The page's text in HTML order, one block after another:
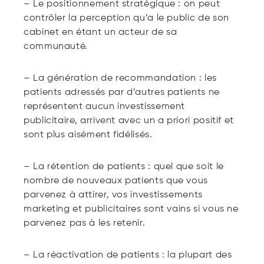
– Le positionnement stratégique : on peut
contrôler la perception qu’a le public de son
cabinet en étant un acteur de sa
communauté.
– La génération de recommandation : les
patients adressés par d’autres patients ne
représentent aucun investissement
publicitaire, arrivent avec un a priori positif et
sont plus aisément fidélisés.
– La rétention de patients : quel que soit le
nombre de nouveaux patients que vous
parvenez à attirer, vos investissements
marketing et publicitaires sont vains si vous ne
parvenez pas à les retenir.
– La réactivation de patients : la plupart des